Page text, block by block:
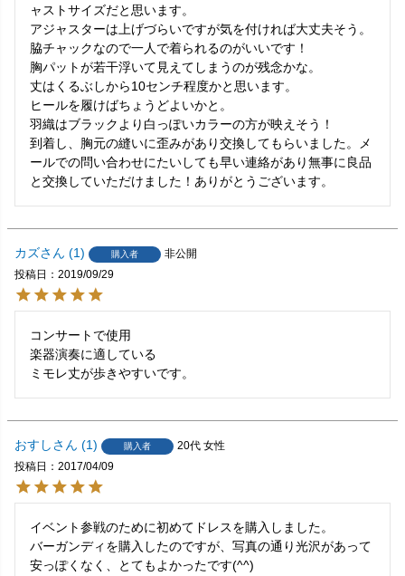
ャストサイズだと思います。
アジャスターは上げづらいですが気を付ければ大丈夫そう。
脇チャックなので一人で着られるのがいいです！
胸パットが若干浮いて見えてしまうのが残念かな。
丈はくるぶしから10センチ程度かと思います。
ヒールを履けばちょうどよいかと。
羽織はブラックより白っぽいカラーの方が映えそう！
到着し、胸元の縫いに歪みがあり交換してもらいました。メ
ールでの問い合わせにたいしても早い連絡があり無事に良品
と交換していただけました！ありがとうございます。
カズ 1 購入者
非公開
投稿日
2019/09/29
コンサートで使用
楽器演奏に適している
ミモレ丈が歩きやすいです。
おすし 1 購入者 20代 女性
投稿日
2017/04/09
イベント参戦のために初めてドレスを購入しました。
バーガンディを購入したのですが、写真の通り光沢があって
安っぽくなく、とてもよかったです(^^)